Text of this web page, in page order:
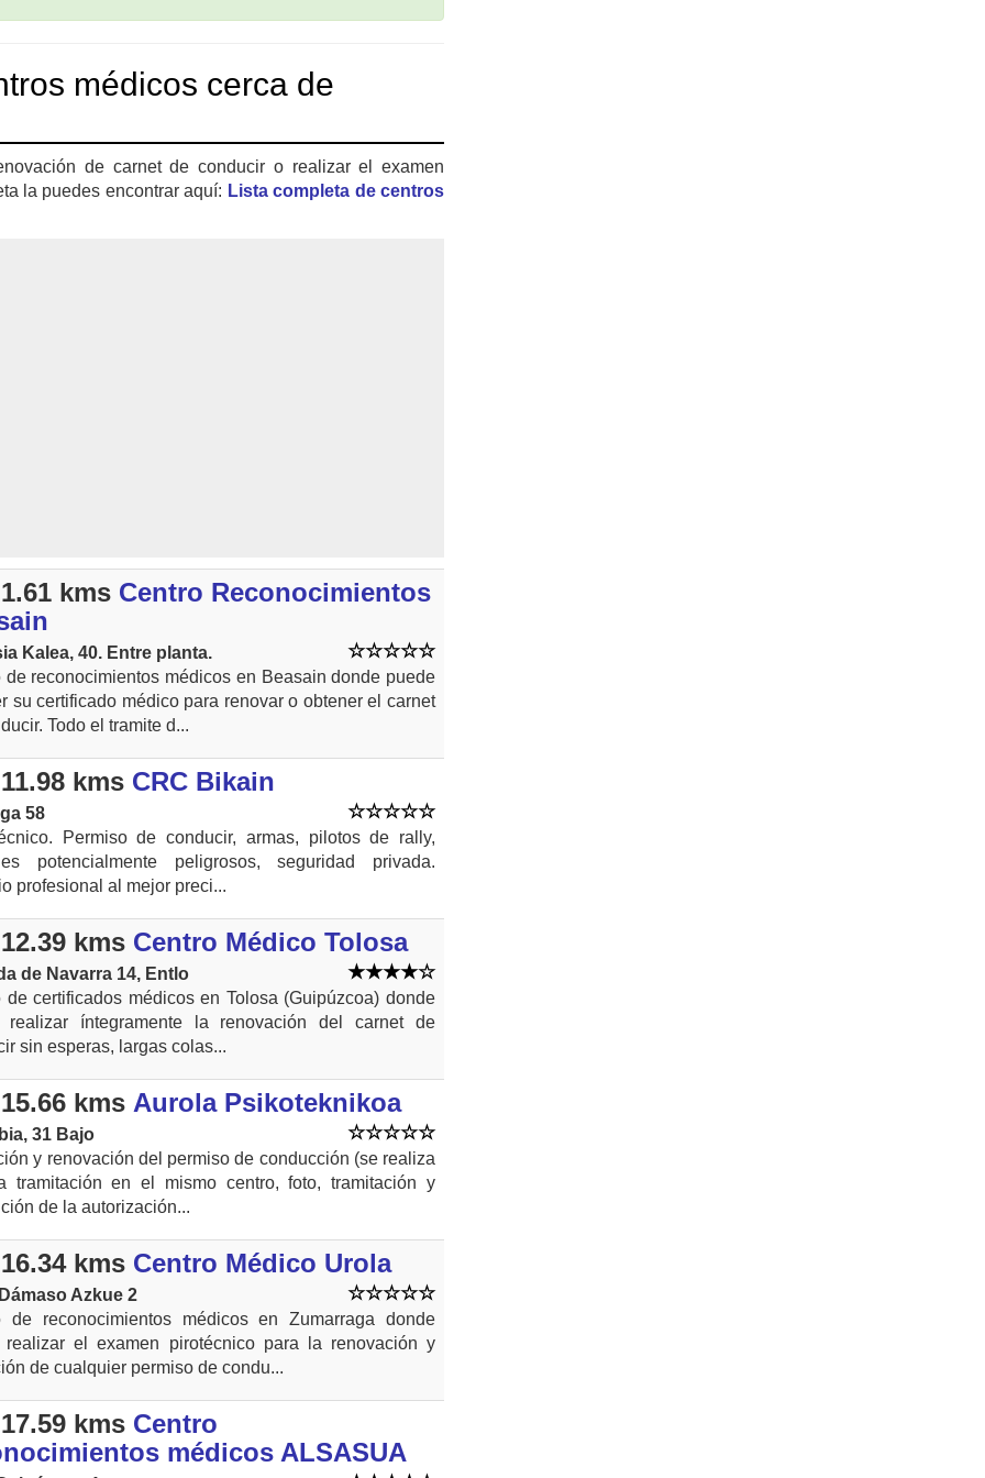
médicos cerca de
de carnet de conducir o realizar el examen
la puedes encontrar aquí: Lista completa de centros
kms Centro Reconocimientos
Kalea, 40. Entre planta.
de reconocimientos médicos en Beasain donde puede
su certificado médico para renovar o obtener el carnet
Todo el tramite d...
kms CRC Bikain
58
Permiso de conducir, armas, pilotos de rally,
potencialmente peligrosos, seguridad privada.
profesional al mejor preci...
kms Centro Médico Tolosa
de Navarra 14, Entlo
de certificados médicos en Tolosa (Guipúzcoa) donde
realizar íntegramente la renovación del carnet de
sin esperas, largas colas...
kms Aurola Psikoteknikoa
31 Bajo
y renovación del permiso de conducción (se realiza
tramitación en el mismo centro, foto, tramitación y
de la autorización...
kms Centro Médico Urola
Azkue 2
de reconocimientos médicos en Zumarraga donde
realizar el examen pirotécnico para la renovación y
de cualquier permiso de condu...
kms Centro
médicos ALSASUA